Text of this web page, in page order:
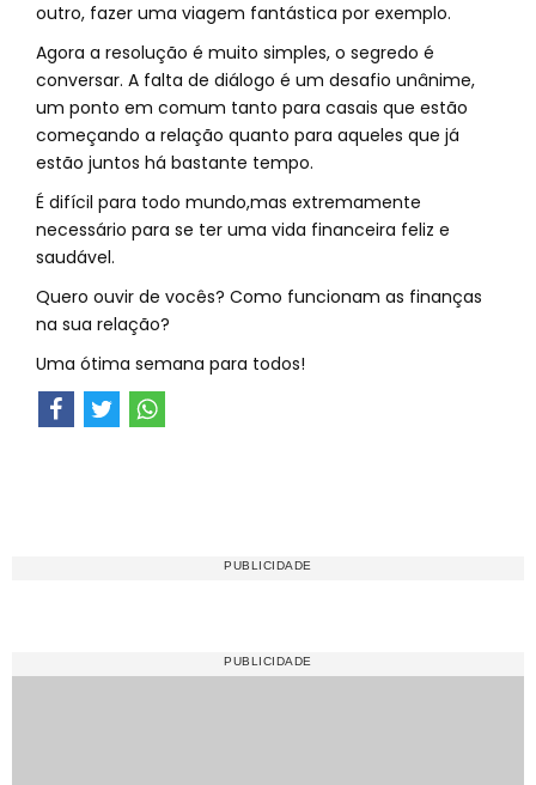
outro, fazer uma viagem fantástica por exemplo.
Agora a resolução é muito simples, o segredo é
conversar. A falta de diálogo é um desafio unânime,
um ponto em comum tanto para casais que estão
começando a relação quanto para aqueles que já
estão juntos há bastante tempo.
É difícil para todo mundo,mas extremamente
necessário para se ter uma vida financeira feliz e
saudável.
Quero ouvir de vocês? Como funcionam as finanças
na sua relação?
Uma ótima semana para todos!